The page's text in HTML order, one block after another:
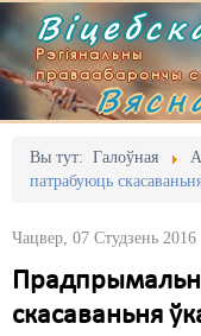
Рэгіянальны
праваабарончы
Вы тут: Галоўная
патрабуюць
Чацвер, 07 Студзень 2016
скасаваньня
Галоўная
Адміністрацыйны
Безбар'ернае
Выбары
Выданьні
Кантакт
Пра нас